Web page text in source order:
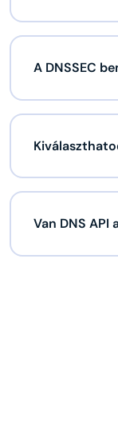
A DNSSEC
Van DNS API